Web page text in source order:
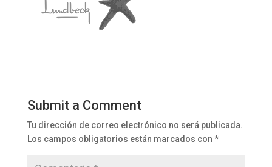
Submit a Comment
Tu dirección de correo electrónico no será publicada.
Los campos obligatorios están marcados con *